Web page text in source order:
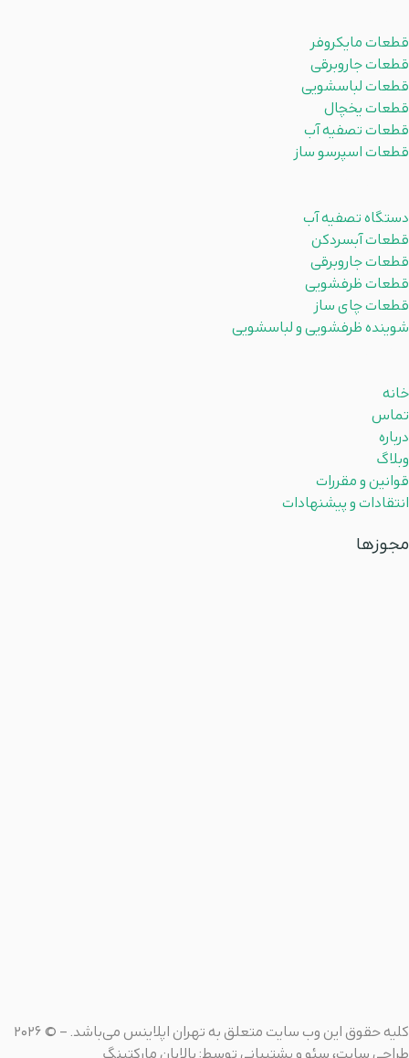
قطعات مایکروفر
قطعات جاروبرقی
قطعات لباسشویی
قطعات یخچال
قطعات تصفیه آب
قطعات اسپرسو ساز
دستگاه تصفیه آب
قطعات آبسردکن
قطعات جاروبرقی
قطعات ظرفشویی
قطعات چای ساز
شوینده ظرفشویی و لباسشویی
خانه
تماس
درباره
وبلاگ
قوانین و مقررات
انتقادات و پیشنهادات
مجوزها
کلیه حقوق این وب سایت متعلق به تهران اپلاینس می‌باشد. – © 2026